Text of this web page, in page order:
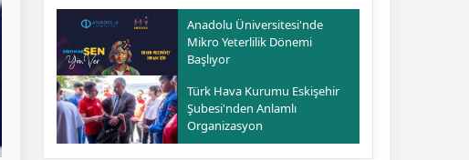
Anadolu Üniversitesi'nde
Mikro Yeterlilik Dönemi
Başlıyor
Türk Hava Kurumu Eskişehir
Şubesi'nden Anlamlı
Organizasyon